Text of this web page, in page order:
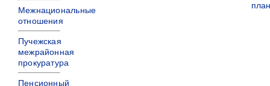
Межнациональные
отношения
Пучежская
межрайонная
прокуратура
Пенсионный